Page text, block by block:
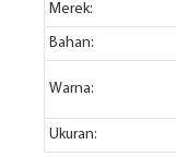
Merek:
Bahan:
Warna:
Ukuran: